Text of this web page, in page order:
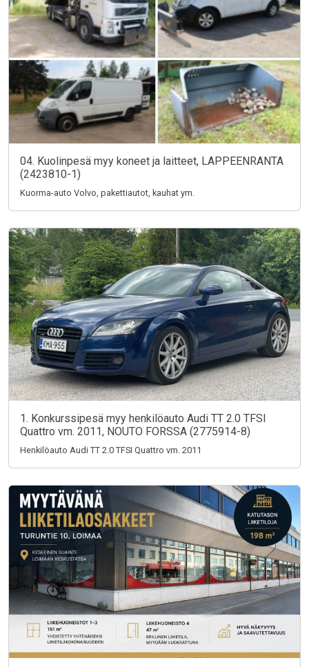
04. Kuolinpesä myy koneet ja laitteet, LAPPEENRANTA
(2423810-1)
Kuorma-auto Volvo, pakettiautot, kauhat ym.
1. Konkurssipesä myy henkilöauto Audi TT 2.0 TFSI
Quattro vm. 2011, NOUTO FORSSA (2775914-8)
Henkilöauto Audi TT 2.0 TFSI Quattro vm. 2011